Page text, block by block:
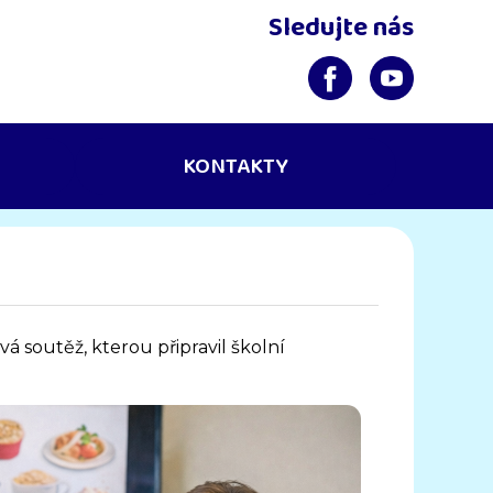
Sledujte nás
KONTAKTY
soutěž, kterou připravil školní